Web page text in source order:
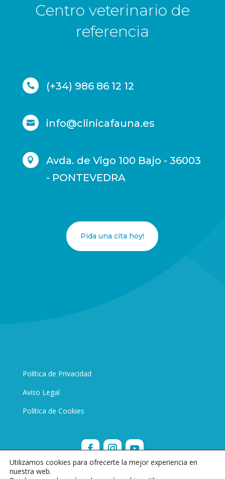
Centro veterinario de
referencia
 (+34) 986 86 12 12
 info@clinicafauna.es

Avda. de Vigo 100 Bajo - 36003
- PONTEVEDRA
Pida una cita hoy!
Política de Privacidad
Aviso Legal
Política de Cookies
Utilizamos cookies para ofrecerte la mejor experiencia en
nuestra web.